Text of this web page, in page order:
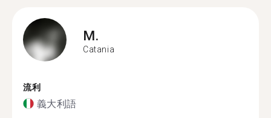
M.
Catania
流利
義大利語